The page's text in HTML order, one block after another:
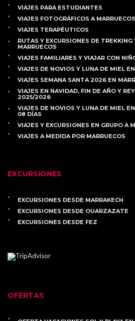
VIAJES PARA ESTUDIANTES
VIAJES FOTOGRÁFICOS A MARRUECOS
VIAJES TERAPÉUTICOS
RUTAS Y EXCURSIONES DE TREKKING
MARRUECOS
VIAJES FAMILIARES Y VIAJAR CON
VIAJES DE NOVIOS Y LUNA DE MIEL
VIAJES SEMANA SANTA 2026 EN
VIAJES EN NAVIDAD, FIN DE AÑO Y
2025/2026
VIAJES DE NOVIOS Y LUNA DE MIEL
08 DÍAS
VIAJES Y EXCURSIONES EN GRUPO A
VIAJES A MEDIDA POR MARRUECOS
EXCURSIONES
EXCURSIONES DESDE MARRAKECH
EXCURSIONES DESDE OUARZAZATE
EXCURSIONES DESDE FEZ
OFERTAS